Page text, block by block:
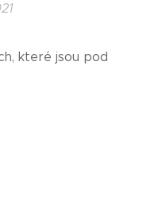
které jsou pod